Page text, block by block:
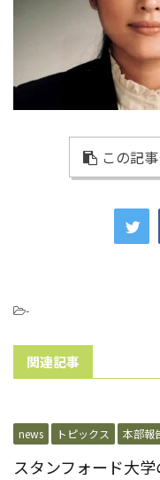
この記
-
関連記事
news トピックス 本部報
スタンフォード大